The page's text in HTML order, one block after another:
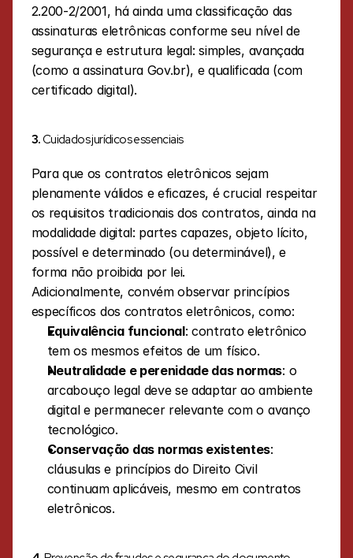
2.200‑2/2001, há ainda uma classificação das
assinaturas eletrônicas conforme seu nível de
segurança e estrutura legal: simples, avançada
(como a assinatura Gov.br), e qualificada (com
certificado digital).
3. Cuidados jurídicos essenciais
Para que os contratos eletrônicos sejam
plenamente válidos e eficazes, é crucial respeitar
os requisitos tradicionais dos contratos, ainda na
modalidade digital: partes capazes, objeto lícito,
possível e determinado (ou determinável), e
forma não proibida por lei.
Adicionalmente, convém observar princípios
específicos dos contratos eletrônicos, como:
Equivalência funcional: contrato eletrônico
tem os mesmos efeitos de um físico.
Neutralidade e perenidade das normas: o
arcabouço legal deve se adaptar ao ambiente
digital e permanecer relevante com o avanço
tecnológico.
Conservação das normas existentes:
cláusulas e princípios do Direito Civil
continuam aplicáveis, mesmo em contratos
eletrônicos.